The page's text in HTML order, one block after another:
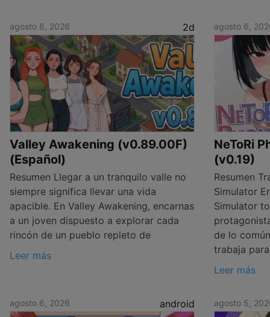
agosto 6, 2026 2d
Valley Awakening (v0.89.00F)
(Español)
Resumen Llegar a un tranquilo valle no
siempre significa llevar una vida
apacible. En Valley Awakening, encarnas
a un joven dispuesto a explorar cada
rincón de un pueblo repleto de
Leer más
agosto 6,
NeToRi
(v0.19)
Resumen
Simulator
Simulator
de lo
trabaja para
Leer más
agosto 6, 2026 android agosto 5,